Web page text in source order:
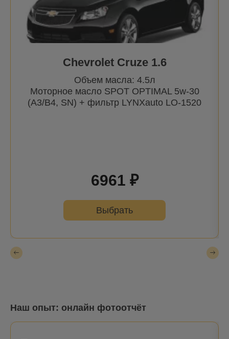
Chevrolet Cruze 1.6
Объем масла: 4.5л
Моторное масло SPOT OPTIMAL 5w-30
(A3/B4, SN) + фильтр LYNXauto LO-1520
6961 ₽
Выбрать
Наш опыт: онлайн фотоотчёт